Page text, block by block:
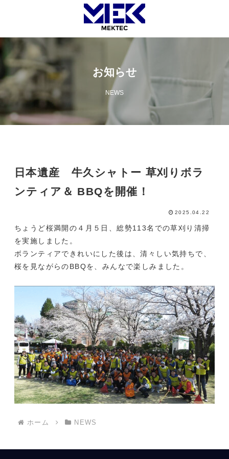
お知らせ
NEWS
日本遺産 牛久シャトー 草刈りボラ
ンティア＆ BBQを開催！
2025.04.22
ちょうど桜満開の４月５日、総勢113名での草刈り清掃
を実施しました。
ボランティアできれいにした後は、清々しい気持ちで、
桜を見ながらのBBQを、みんなで楽しみました。
ホーム NEWS